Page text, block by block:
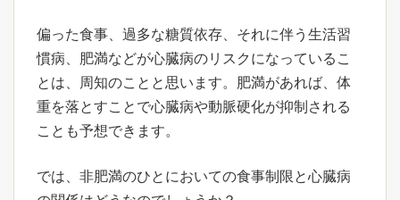
偏った食事、過多な糖質依存、それに伴う生活習
慣病、肥満などが心臓病のリスクになっているこ
とは、周知のことと思います。肥満があれば、体
重を落とすことで心臓病や動脈硬化が抑制される
ことも予想できます。
では、非肥満のひとにおいての食事制限と心臓病